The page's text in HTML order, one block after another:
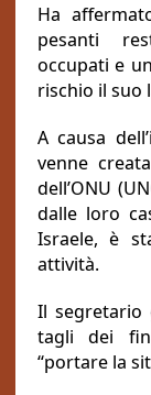
Ha
pesanti
occupati e
rischio il suo
A causa
venne
dell’ONU
dalle loro
Israele, è
attività.
Il segretario
tagli dei
“portare la